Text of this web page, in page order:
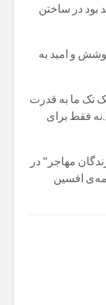
بود در ساختن
و امید بە
تک ما بە قدرت
فقط برای
ی “پرندگان مهاجر” در
با روزنامەی افسین